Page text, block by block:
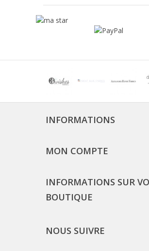
INFORMATIONS
MON COMPTE
INFORMATIONS SUR
BOUTIQUE
NOUS SUIVRE